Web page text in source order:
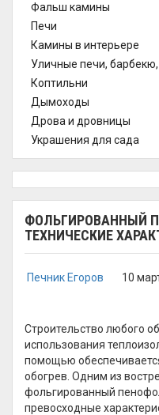
Фальш камины
Печи
Камины в интерьере
Уличные печи,
Коптильни
Дымоходы
Дрова и дровницы
Украшения для сада
ФОЛЬГИРОВАННЫЙ
ТЕХНИЧЕСКИЕ
Печник Егоров 10
Строительство любого
использования
помощью
обогрев. Одним из
фольгированный
превосходные